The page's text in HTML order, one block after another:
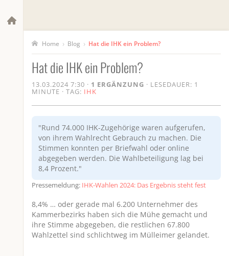
Home › Blog › Hat die IHK ein Problem?
Hat die IHK ein Problem?
13.03.2024 7:30 · 1 ERGÄNZUNG · LESEDAUER: 1
MINUTE · TAG: IHK
"Rund 74.000 IHK-Zugehörige waren aufgerufen,
von ihrem Wahlrecht Gebrauch zu machen. Die
Stimmen konnten per Briefwahl oder online
abgegeben werden. Die Wahlbeteiligung lag bei
8,4 Prozent."
Pressemeldung: IHK-Wahlen 2024: Das Ergebnis steht fest
8,4% … oder gerade mal 6.200 Unternehmer des
Kammerbezirks haben sich die Mühe gemacht und
ihre Stimme abgegeben, die restlichen 67.800
Wahlzettel sind schlichtweg im Mülleimer gelandet.